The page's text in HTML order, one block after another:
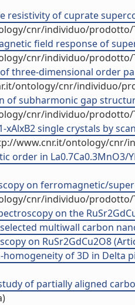
resistivity of cuprate
cnr/individuo/prodotto/
field response of
cnr/individuo/prodotto/
three-dimensional order
ontology/cnr/individuo/
of subharmonic gap
cnr/individuo/prodotto/
xAlxB2 single crystals by
www.cnr.it/ontology/cnr/
order in
on ferromagnetic/
cnr/individuo/prodotto/
on the
multiwall carbon
on RuSr2GdCu2O8
of 3D in Delta
of partially aligned